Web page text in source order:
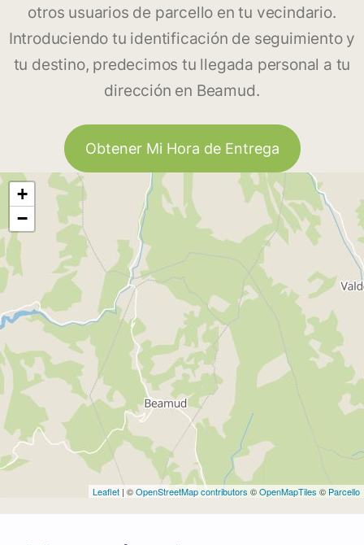
otros usuarios de parcello en tu vecindario.
Introduciendo tu identificación de seguimiento y
tu destino, predecimos tu llegada personal a tu
dirección en Beamud.
Obtener Mi Hora de Entrega
+
−
Leaflet | ©OpenStreetMap contributors ©OpenMapTiles © Parcello